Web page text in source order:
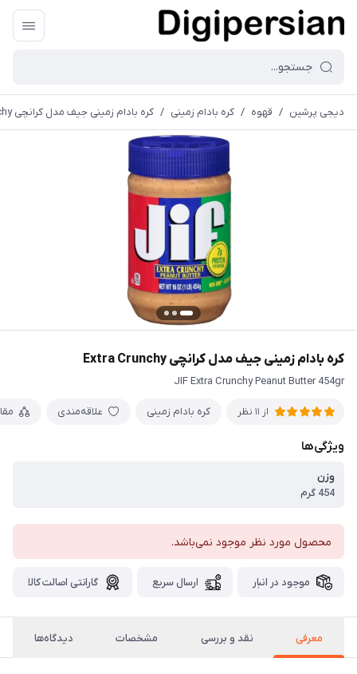
دیجی پرشین / قهوه / کره بادام زمینی / کره بادام زمینی جیف مدل کرانچی Extra Crunchy
کره بادام زمینی جیف مدل کرانچی Extra Crunchy
JIF Extra Crunchy Peanut Butter 454gr
از 11 نظر کره بادام زمینی علاقه‌مندی
ویژگی‌ها
وزن
454 گرم
محصول مورد نظر موجود نمی‌باشد.
موجود در انبار ارسال سریع گارانتی اصالت کالا
معرفی نقد و بررسی مشخصات دیدگاه‌ها